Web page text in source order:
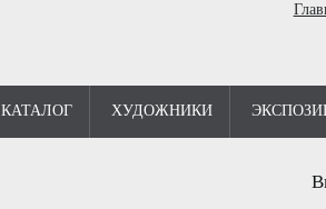
КАТАЛОГ ХУДОЖНИКИ